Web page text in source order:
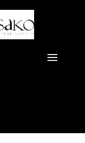
seu